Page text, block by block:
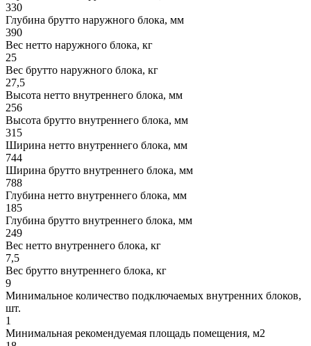
330
Глубина брутто наружного блока, мм
390
Вес нетто наружного блока, кг
25
Вес брутто наружного блока, кг
27,5
Высота нетто внутреннего блока, мм
256
Высота брутто внутреннего блока, мм
315
Ширина нетто внутреннего блока, мм
744
Ширина брутто внутреннего блока, мм
788
Глубина нетто внутреннего блока, мм
185
Глубина брутто внутреннего блока, мм
249
Вес нетто внутреннего блока, кг
7,5
Вес брутто внутреннего блока, кг
9
Минимальное количество подключаемых внутренних блоков,
шт.
1
Минимальная рекомендуемая площадь помещения, м2